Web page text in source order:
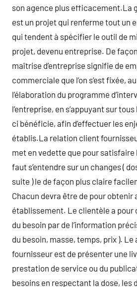
son agence plus efficacement.La
est un projet qui renferme tout un
qui tendent à spécifier le outil de
projet, devenu entreprise. De
maîtrise d’entreprise signifie de
commerciale que l’on s’est fixée,
l’élaboration du programme
l’entreprise, en s’appuyant sur
ci bénéficie, afin d’effectuer les
établis.La relation client
met en vedette que pour satisfaire
faut s’entendre sur un changes (
suite ) le de façon plus claire
Chacun devra être de pour obtenir
établissement. Le clientèle a pour
du besoin par de l’information
du besoin, masse, temps, prix ). Le
fournisseur est de présenter une
prestation de service ou du
besoins en respectant la dose, les